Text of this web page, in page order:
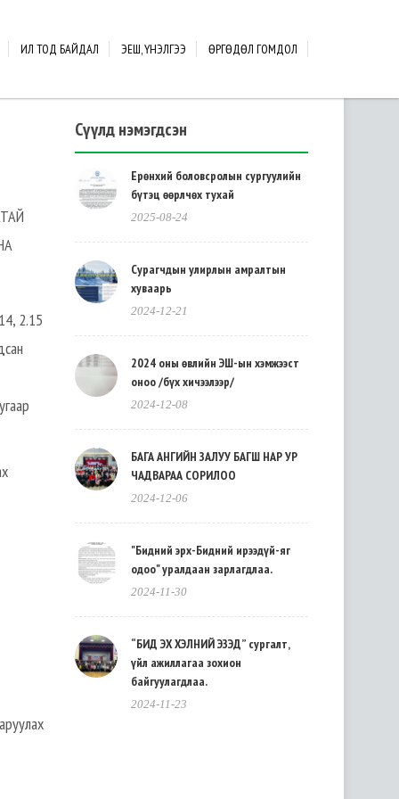
ИЛ ТОД БАЙДАЛ ЭЕШ, ҮНЭЛГЭЭ ӨРГӨДӨЛ ГОМДОЛ
2.15
Сүүлд нэмэгдсэн
Ерөнхий боловсролын сургуулийн
бүтэц өөрлчөх тухай
2025-08-24
Сурагчдын улирлын амралтын
хуваарь
2024-12-21
2024 оны өвлийн ЭШ-ын хэмжээст
оноо /бүх хичээлээр/
2024-12-08
БАГА АНГИЙН ЗАЛУУ БАГШ НАР УР
ЧАДВАРАА СОРИЛОО
2024-12-06
"Бидний эрх-Бидний ирээдүй-яг
одоо" уралдаан зарлагдлаа.
2024-11-30
“БИД ЭХ ХЭЛНИЙ ЭЗЭД” сургалт,
үйл ажиллагаа зохион
байгуулагдлаа.
2024-11-23